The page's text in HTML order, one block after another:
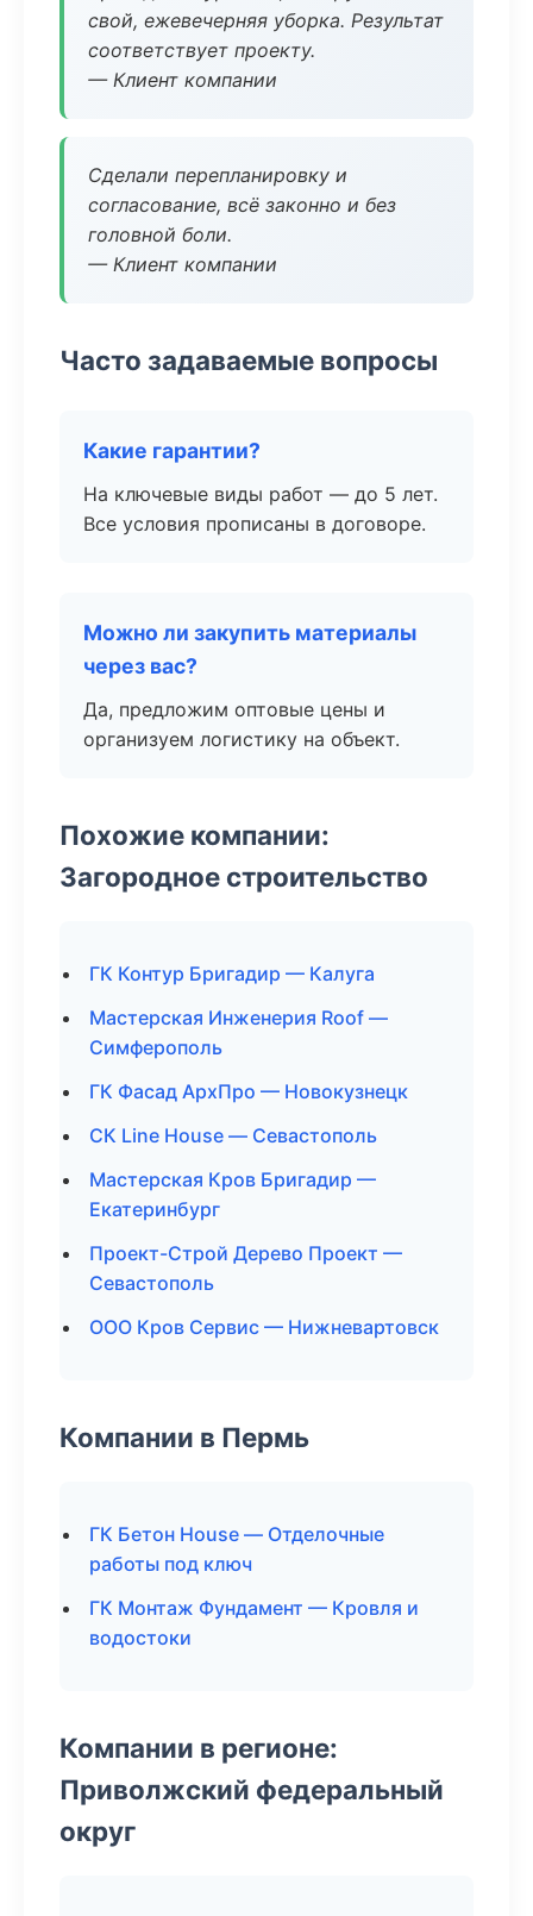
свой, ежевечерняя уборка. Результат
соответствует проекту.
— Клиент компании
Сделали перепланировку и
согласование, всё законно и без
головной боли.
— Клиент компании
Часто задаваемые вопросы
Какие гарантии?
На ключевые виды работ — до 5 лет.
Все условия прописаны в договоре.
Можно ли закупить материалы
через вас?
Да, предложим оптовые цены и
организуем логистику на объект.
Похожие компании:
Загородное строительство
ГК Контур Бригадир — Калуга
Мастерская Инженерия Roof —
Симферополь
ГК Фасад АрхПро — Новокузнецк
СК Line House — Севастополь
Мастерская Кров Бригадир —
Екатеринбург
Проект-Строй Дерево Проект —
Севастополь
ООО Кров Сервис — Нижневартовск
Компании в Пермь
ГК Бетон House — Отделочные
работы под ключ
ГК Монтаж Фундамент — Кровля и
водостоки
Компании в регионе:
Приволжский федеральный
округ